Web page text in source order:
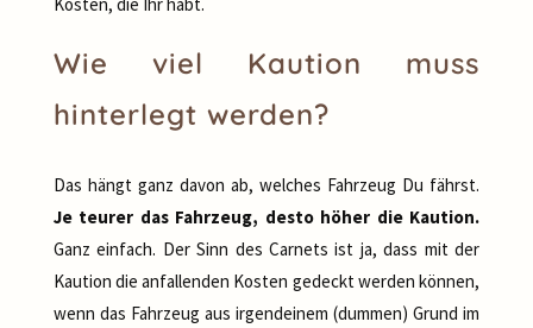
Wie viel Kaution muss
hinterlegt werden?
Das hängt ganz davon ab, welches Fahrzeug Du fährst.
Je teurer das Fahrzeug, desto höher die Kaution.
Ganz einfach. Der Sinn des Carnets ist ja, dass mit der
Kaution die anfallenden Kosten gedeckt werden können,
wenn das Fahrzeug aus irgendeinem (dummen) Grund im